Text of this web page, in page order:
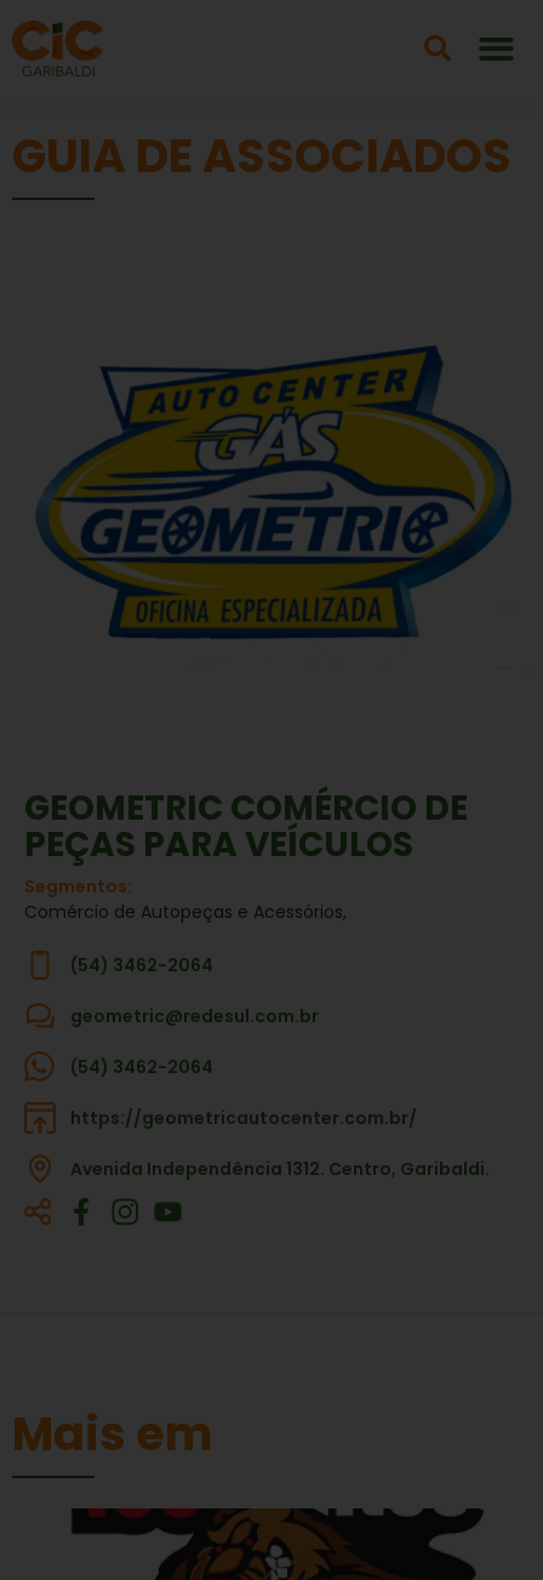
GUIA DE ASSOCIADOS
GEOMETRIC COMÉRCIO DE
PEÇAS PARA VEÍCULOS
Segmentos:
Comércio de Autopeças e Acessórios,
(54) 3462-2064
geometric@redesul.com.br
(54) 3462-2064
https://geometricautocenter.com.br/
Avenida Independência 1312. Centro, Garibaldi.
Mais em